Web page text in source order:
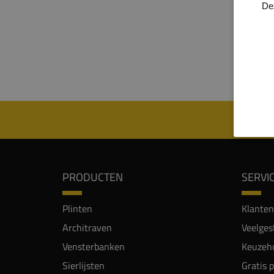
Je
PRODUCTEN
Plinten
Architraven
Vensterbanken
Sierlijsten
Gratis